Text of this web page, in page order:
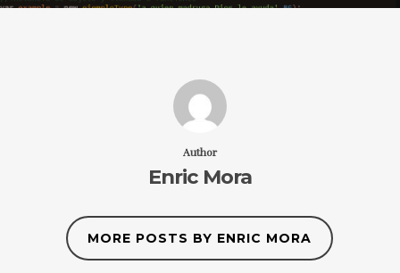
Author
Enric Mora
MORE POSTS BY ENRIC MORA